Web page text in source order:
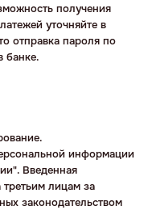
получения
уточняйте в
отправка пароля по
банке.
информации
Введенная
лицам за
законодательством